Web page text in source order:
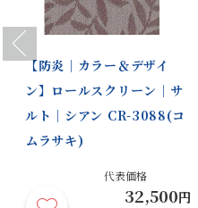
Previous
【防炎｜カラー＆デザイ
ン】ロールスクリーン｜サ
ルト｜シアン CR-3088(コ
ムラサキ)
代表価格
32,500円